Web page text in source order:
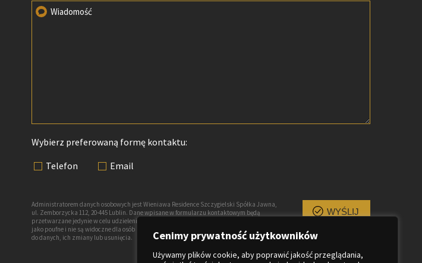
Cenimy prywatność użytkowników
Używamy plików cookie, aby poprawić jakość przeglądania,
Wiadomość
Wybierz preferowaną formę kontaktu:
Telefon
Email
Administratorem danych osobowych jest Wieniawa Residence Szczygielski Spółka Jawna,
ul. Zemborzycka 112, 20-445 Lublin. Dane wpisane w formularzu kontaktowym będą
przetwarzane jedynie w celu udzielenia odpowiedzi na przesłane zapytanie, są traktowane
jako poufne i nie są widoczne dla osób nieuprawnionych. Każda osoba ma prawo dostępu
do danych, ich zmiany lub usunięcia.
WYŚLIJ